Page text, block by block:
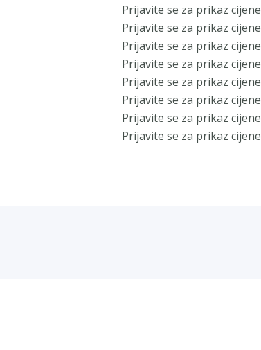
Prijavite se za prikaz cijene
Prijavite se za prikaz cijene
Prijavite se za prikaz cijene
Prijavite se za prikaz cijene
Prijavite se za prikaz cijene
Prijavite se za prikaz cijene
Prijavite se za prikaz cijene
Prijavite se za prikaz cijene